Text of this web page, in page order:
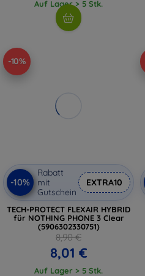
Auf Lager > 5 Stk.
-10%
-10%
Rabatt
mit
Gutschein
EXTRA10
TECH-PROTECT FLEXAIR HYBRID
für NOTHING PHONE 3 Clear
(5906302330751)
8,90 €
8,01 €
Auf Lager > 5 Stk.